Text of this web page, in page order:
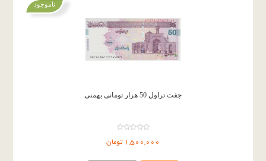
جفت تراول 50 هزار تومانی بهمنی
1,500,000 تومان
ناموجود